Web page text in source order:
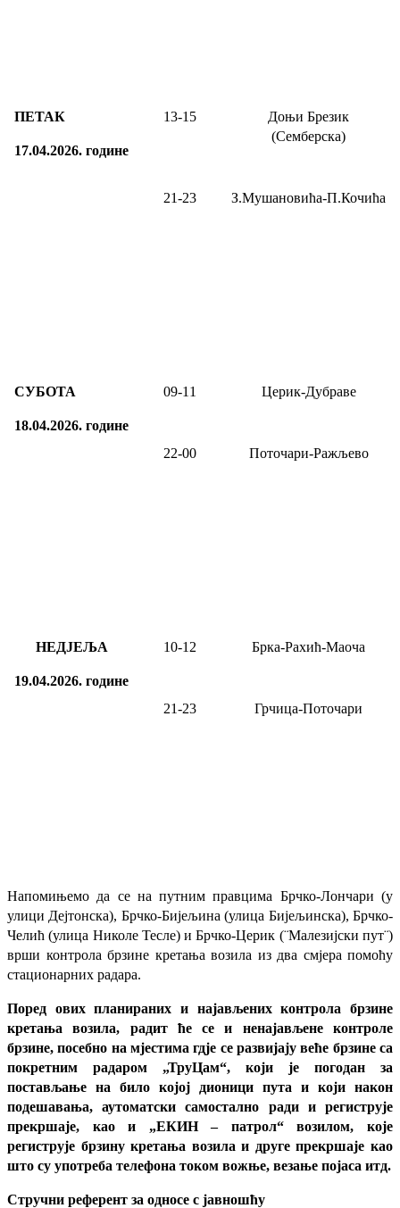
ПЕТАК
17.04.2026. године
13-15
Доњи Брезик
(Семберска)
21-23 З.Мушановића-П.Кочића
СУБОТА
18.04.2026. године
09-1 1 Церик-Дубраве
22-00 Поточари-Ражљево
НЕДЈЕЉА
19.04.2026. године
10-12 Брка-Рахић-Маоча
21-23 Грчица-Поточари
Напомињемо да се на путним правцима Брчко-Лончари (у
улици Дејтонска), Брчко-Бијељина (улица Бијељинска), Брчко-
Челић (улица Николе Тесле) и Брчко-Церик (¨Малезијски пут¨)
врши контрола брзине кретања возила из два смјера помоћу
стационарних радара.
Поред ових планираних и најављених контрола брзине
кретања возила, радит ће се и ненајављене контроле
брзине, посебно на мјестима гдје се развијају веће брзине са
покретним радаром „ТруЦам“, који је погодан за
постављање на било којој дионици пута и који након
подешавања, аутоматски самостално ради и региструје
прекршаје, као и „ЕКИН – патрол“ возилом, које
региструје брзину кретања возила и друге прекршаје као
што су употреба телефона током вожње, везање појаса итд.
Стручни референт за односе с јавношћу